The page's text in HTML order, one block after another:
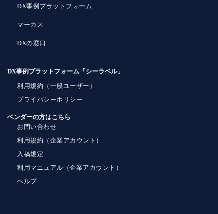
DX事例プラットフォーム
マーカス
DXの窓口
DX事例プラットフォーム「シーラベル」
利用規約（一般ユーザー）
プライバシーポリシー
ベンダーの方はこちら
お問い合わせ
利用規約（企業アカウント）
入稿規定
利用マニュアル（企業アカウント）
ヘルプ